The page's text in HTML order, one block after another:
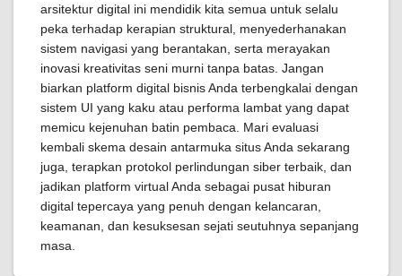
arsitektur digital ini mendidik kita semua untuk selalu
peka terhadap kerapian struktural, menyederhanakan
sistem navigasi yang berantakan, serta merayakan
inovasi kreativitas seni murni tanpa batas. Jangan
biarkan platform digital bisnis Anda terbengkalai dengan
sistem UI yang kaku atau performa lambat yang dapat
memicu kejenuhan batin pembaca. Mari evaluasi
kembali skema desain antarmuka situs Anda sekarang
juga, terapkan protokol perlindungan siber terbaik, dan
jadikan platform virtual Anda sebagai pusat hiburan
digital tepercaya yang penuh dengan kelancaran,
keamanan, dan kesuksesan sejati seutuhnya sepanjang
masa.